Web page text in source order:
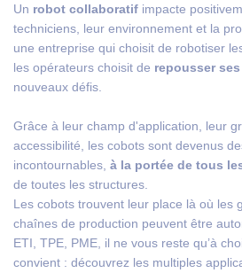
Un robot collaboratif impacte
techniciens, leur environnement et la
une entreprise qui choisit de robotiser
les opérateurs choisit de repousser
nouveaux défis.
Grâce à leur champ d'application, leur
accessibilité, les cobots sont devenus
incontournables, à la portée de tous
de toutes les structures.
Les cobots trouvent leur place là où les
chaînes de production peuvent être
ETI, TPE, PME, il ne vous reste qu’à
convient : découvrez les multiples